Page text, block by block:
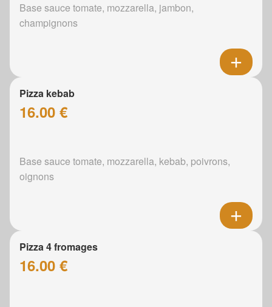
Base sauce tomate, mozzarella, jambon,
champignons
Pizza kebab
16.00 €
Base sauce tomate, mozzarella, kebab, poivrons,
oignons
Pizza 4 fromages
16.00 €